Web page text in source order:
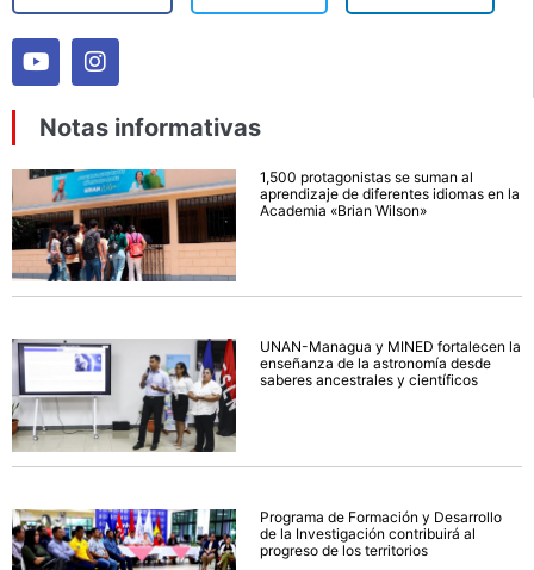
Notas informativas
1,500 protagonistas se suman al
aprendizaje de diferentes idiomas en la
Academia «Brian Wilson»
UNAN-Managua y MINED fortalecen la
enseñanza de la astronomía desde
saberes ancestrales y científicos
Programa de Formación y Desarrollo
de la Investigación contribuirá al
progreso de los territorios